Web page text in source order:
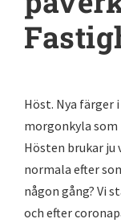
Höst. Nya färger
morgonkyla som
Hösten brukar ju
normala efter
någon gång? Vi
och efter